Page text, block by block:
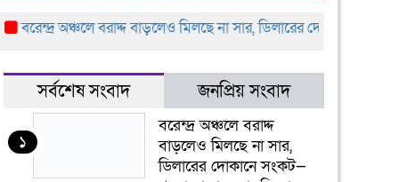
বরেন্দ্র অঞ্চলে বরাদ্দ বাড়লেও মিলছে না সার, ডিলারের দোকানে সংকট—খুচরা
সর্বশেষ সংবাদ জনপ্রিয় সংবাদ
১
বরেন্দ্র অঞ্চলে বরাদ্দ
বাড়লেও মিলছে না সার,
ডিলারের দোকানে সংকট—